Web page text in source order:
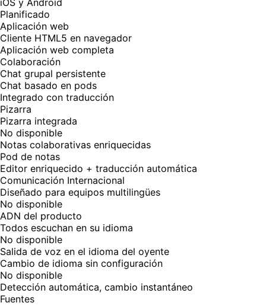
iOS y Android
Planificado
Aplicación web
Cliente HTML5 en navegador
Aplicación web completa
Colaboración
Chat grupal persistente
Chat basado en pods
Integrado con traducción
Pizarra
Pizarra integrada
No disponible
Notas colaborativas enriquecidas
Pod de notas
Editor enriquecido + traducción automática
Comunicación Internacional
Diseñado para equipos multilingües
No disponible
ADN del producto
Todos escuchan en su idioma
No disponible
Salida de voz en el idioma del oyente
Cambio de idioma sin configuración
No disponible
Detección automática, cambio instantáneo
Fuentes